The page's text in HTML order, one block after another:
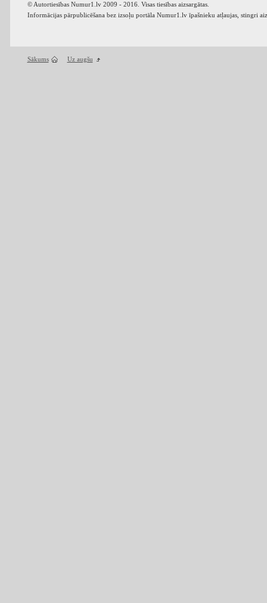
© Autortiesības Numur1.lv 2009 - 2016. Visas tiesības aizsargātas.
Informācijas pārpublicēšana bez izsoļu portāla Numur1.lv īpašnieku atļaujas, stingri
Sākums Uz augšu